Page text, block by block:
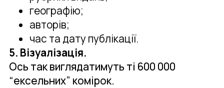
географію;
авторів;
час та дату публікації.
5. Візуалізація.
Ось так виглядатимуть ті 600 000
“ексельних” комірок.